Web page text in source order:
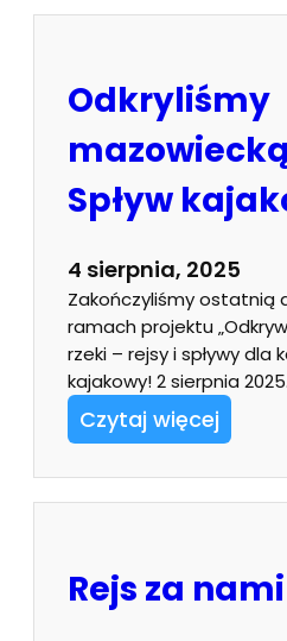
Odkryliśmy
Spływ
4 sierpnia, 2025
Zakończyliśmy ostatnią
ramach projektu
rzeki – rejsy i spływy dla
kajakowy! 2 sierpnia
Czytaj więcej
Rejs za nami